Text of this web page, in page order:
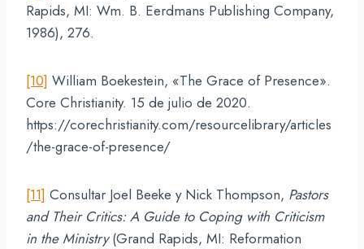
Rapids, MI: Wm. B. Eerdmans Publishing Company,
1986), 276.
[10] William Boekestein, «The Grace of Presence».
Core Christianity. 15 de julio de 2020.
https://corechristianity.com/resourcelibrary/articles
/the-grace-of-presence/
[11] Consultar Joel Beeke y Nick Thompson, Pastors
and Their Critics: A Guide to Coping with Criticism
in the Ministry(Grand Rapids, MI: Reformation